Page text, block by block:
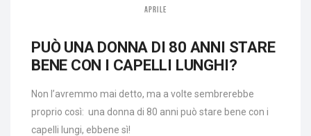
APRILE
PUÒ UNA DONNA DI 80 ANNI STARE
BENE CON I CAPELLI LUNGHI?
Non l’avremmo mai detto, ma a volte sembrerebbe
proprio così: una donna di 80 anni può stare bene con i
capelli lungi, ebbene sì!